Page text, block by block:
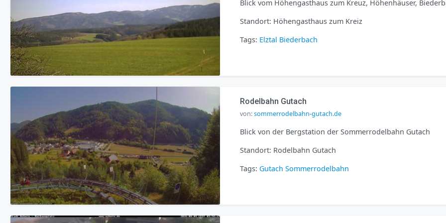
Blick vom Höhengasthaus zum Kreuz, Höhenhäuser,
Standort: Höhengasthaus zum Kreiz
Tags: Elztal Biederbach
Rodelbahn Gutach
von:sommerrodelbahn-gutach.de
Blick von der Bergstation der Sommerrodelbahn Gutach
Standort: Rodelbahn Gutach
Tags: Gutach Sommerrodelbahn